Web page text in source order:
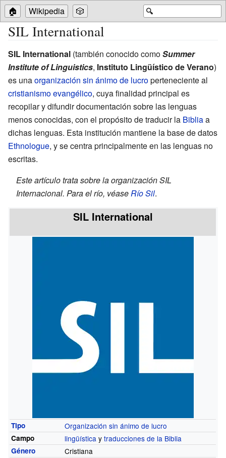
🔍
🏠 Wikipedia 🎲
SIL International
SIL International (también conocido comoSummer
Institute of Linguistics, Instituto Lingüístico de Verano)
es unaorganización sin ánimo de lucroperteneciente al
cristianismo evangélico, cuya finalidad principal es
recopilar y difundir documentación sobre las lenguas
menos conocidas, con el propósito de traducir la Bibliaa
dichas lenguas. Esta institución mantiene la base de datos
Ethnologue, y se centra principalmente en las lenguas no
escritas.
Este artículo trata sobre la organización SIL
Internacional. Para el río, véase Río Sil.
SIL International
Tipo Organización sin ánimo de lucro
Campo lingüística ytraducciones de la Biblia
Género Cristiana